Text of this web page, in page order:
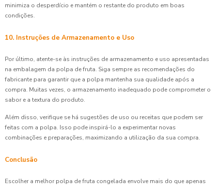
minimiza o desperdício e mantém o restante do produto em boas
condições.
10. Instruções de Armazenamento e Uso
Por último, atente-se às instruções de armazenamento e uso apresentadas
na embalagem da polpa de fruta. Siga sempre as recomendações do
fabricante para garantir que a polpa mantenha sua qualidade após a
compra. Muitas vezes, o armazenamento inadequado pode comprometer o
sabor e a textura do produto.
Além disso, verifique se há sugestões de uso ou receitas que podem ser
feitas com a polpa. Isso pode inspirá-lo a experimentar novas
combinações e preparações, maximizando a utilização da sua compra.
Conclusão
Escolher a melhor polpa de fruta congelada envolve mais do que apenas